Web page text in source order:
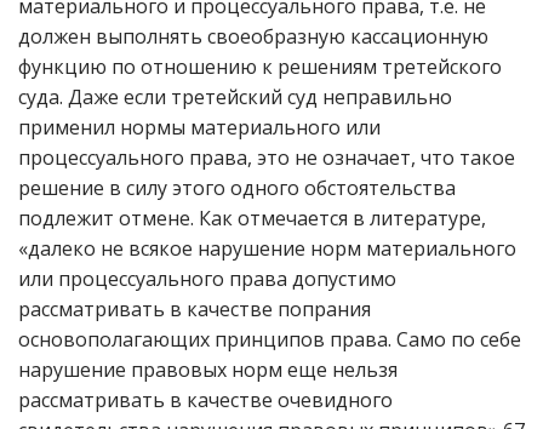
материального и процессуального права, т.е. не
должен выполнять своеобразную кассационную
функцию по отношению к решениям третейского
суда. Даже если третейский суд неправильно
применил нормы материального или
процессуального права, это не означает, что такое
решение в силу этого одного обстоятельства
подлежит отмене. Как отмечается в литературе,
«далеко не всякое нарушение норм материального
или процессуального права допустимо
рассматривать в качестве попрания
основополагающих принципов права. Само по себе
нарушение правовых норм еще нельзя
рассматривать в качестве очевидного